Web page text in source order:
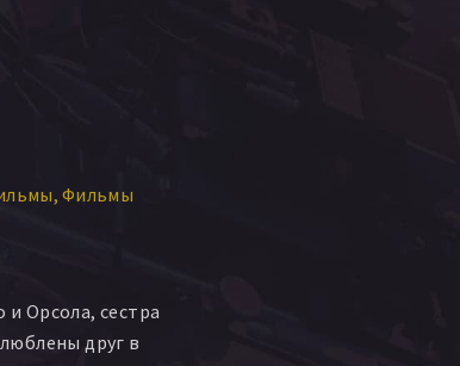
Фильмы
Орсола, сестра
друг в